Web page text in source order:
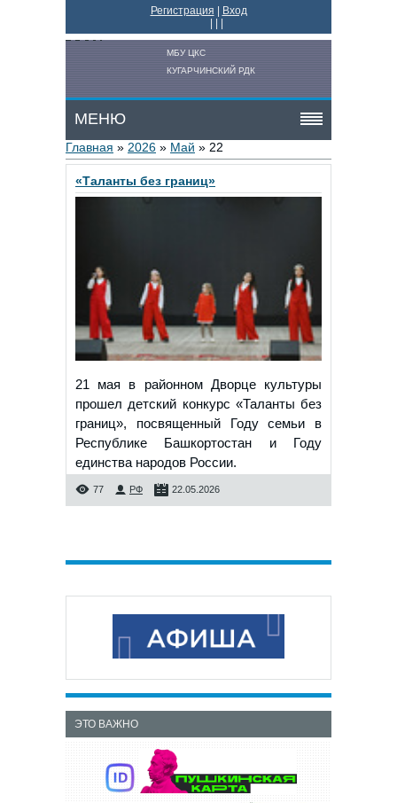
Регистрация
Вход
МБУ ЦКС
КУГАРЧИНСКИЙ РДК
МЕНЮ
Главная » 2026 » Май » 22
«Таланты без границ»
21 мая в районном Дворце культуры
прошел детский конкурс «Таланты без
границ», посвященный Году семьи в
Республике Башкортостан и Году
единства народов России.
77 РФ 22.05.2026
ЭТО ВАЖНО